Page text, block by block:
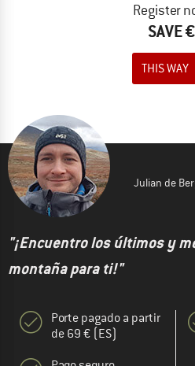
Register
SAVE
THIS WAY
Julian de
"¡Encuentro los últimos y
montaña para ti!"
Porte pagado a partir
de 69 € (ES)